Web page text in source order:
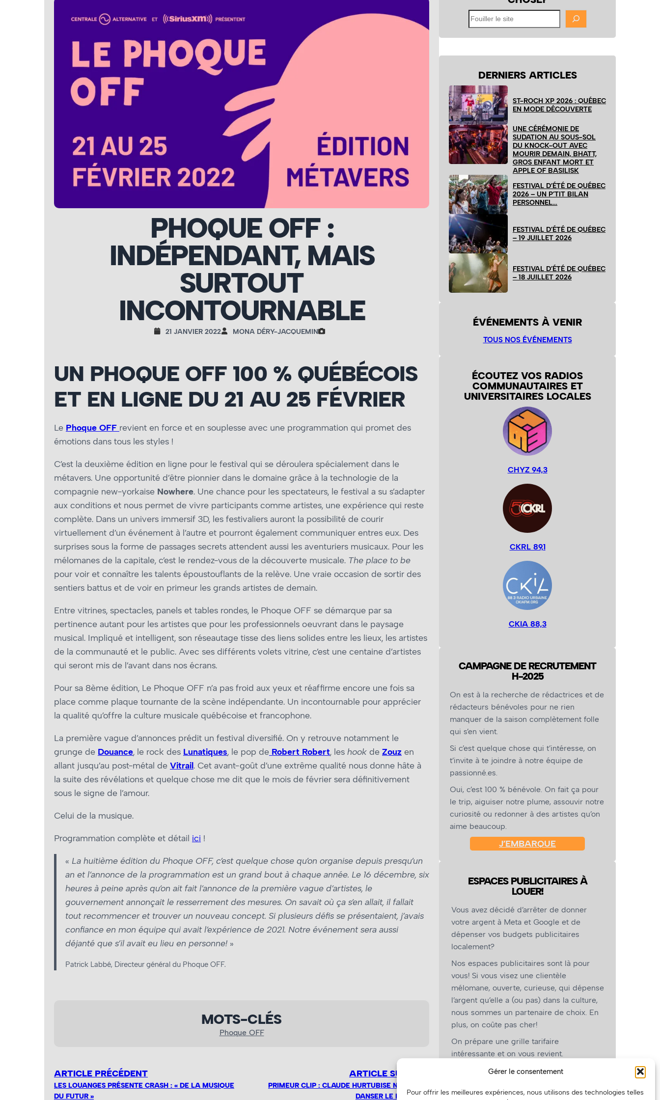
Gérer le consentement
Pour offrir les meilleures expériences, nous utilisons des technologies telles
PHOQUE OFF :
INDÉPENDANT, MAIS
SURTOUT
INCONTOURNABLE
21 JANVIER 2022 MONA DÉRY-JACQUEMIN
UN PHOQUE OFF 100 % QUÉBÉCOIS
ET EN LIGNE DU 21 AU 25 FÉVRIER
Le Phoque OFF revient en force et en souplesse avec une programmation qui promet des
émotions dans tous les styles !
C’est la deuxième édition en ligne pour le festival qui se déroulera spécialement dans le
métavers. Une opportunité d’être pionnier dans le domaine grâce à la technologie de la
compagnie new-yorkaise Nowhere. Une chance pour les spectateurs, le festival a su s’adapter
aux conditions et nous permet de vivre participants comme artistes, une expérience qui reste
complète. Dans un univers immersif 3D, les festivaliers auront la possibilité de courir
virtuellement d’un événement à l’autre et pourront également communiquer entres eux. Des
surprises sous la forme de passages secrets attendent aussi les aventuriers musicaux. Pour les
mélomanes de la capitale, c’est le rendez-vous de la découverte musicale. The place to be
pour voir et connaître les talents époustouflants de la relève. Une vraie occasion de sortir des
sentiers battus et de voir en primeur les grands artistes de demain.
Entre vitrines, spectacles, panels et tables rondes, le Phoque OFF se démarque par sa
pertinence autant pour les artistes que pour les professionnels œuvrant dans le paysage
musical. Impliqué et intelligent, son réseautage tisse des liens solides entre les lieux, les artistes
de la communauté et le public. Avec ses différents volets vitrine, c’est une centaine d’artistes
qui seront mis de l’avant dans nos écrans.
Pour sa 8ème édition, Le Phoque OFF n’a pas froid aux yeux et réaffirme encore une fois sa
place comme plaque tournante de la scène indépendante. Un incontournable pour apprécier
la qualité qu’offre la culture musicale québécoise et francophone.
La première vague d’annonces prédit un festival diversifié. On y retrouve notamment le
grunge de Douance, le rock des Lunatiques, le pop de Robert Robert, les hook de Zouz en
allant jusqu’au post-métal de Vitrail. Cet avant-goût d’une extrême qualité nous donne hâte à
la suite des révélations et quelque chose me dit que le mois de février sera définitivement
sous le signe de l’amour.
Celui de la musique.
Programmation complète et détail ici !
« La huitième édition du Phoque OFF, c’est quelque chose qu’on organise depuis presqu’un
an et l’annonce de la programmation est un grand bout à chaque année. Le 16 décembre, six
heures à peine après qu’on ait fait l’annonce de la première vague d’artistes, le
gouvernement annonçait le resserrement des mesures. On savait où ça s’en allait, il fallait
tout recommencer et trouver un nouveau concept. Si plusieurs défis se présentaient, j’avais
confiance en mon équipe qui avait l’expérience de 2021. Notre événement sera aussi
déjanté que s’il avait eu lieu en personne! »
Patrick Labbé, Directeur général du Phoque OFF.
MOTS-CLÉS
Phoque OFF
ARTICLE PRÉCÉDENT
LES LOUANGES PRÉSENTE CRASH : « DE LA MUSIQUE
DU FUTUR »
ARTICLE SUIVANT
PRIMEUR CLIP : CLAUDE HURTUBISE NOUS FAIT
DANSER LE FORILLON
Fouiller
le
site
DERNIERS ARTICLES
ST-ROCH XP 2026 : QUÉBEC
EN MODE DÉCOUVERTE
UNE CÉRÉMONIE DE
SUDATION AU SOUS-SOL
DU KNOCK-OUT AVEC
MOURIR DEMAIN, BHATT,
GROS ENFANT MORT ET
APPLE OF BASILISK
FESTIVAL D’ÉTÉ DE QUÉBEC
2026 – UN P’TIT BILAN
PERSONNEL…
FESTIVAL D’ÉTÉ DE QUÉBEC
– 19 JUILLET 2026
FESTIVAL D’ÉTÉ DE QUÉBEC
– 18 JUILLET 2026
ÉVÉNEMENTS À VENIR
TOUS NOS ÉVÉNEMENTS
ÉCOUTEZ VOS RADIOS
COMMUNAUTAIRES ET
UNIVERSITAIRES LOCALES
CHYZ 94,3
CKRL 89,1
CKIA 88,3
CAMPAGNE DE RECRUTEMENT
H-2025
On est à la recherche de rédactrices et de
rédacteurs bénévoles pour ne rien
manquer de la saison complètement folle
qui s’en vient.
Si c’est quelque chose qui t’intéresse, on
t’invite à te joindre à notre équipe de
passionné.es.
Oui, c’est 100 % bénévole. On fait ça pour
le trip, aiguiser notre plume, assouvir notre
curiosité ou redonner à des artistes qu’on
aime beaucoup.
J’EMBARQUE
ESPACES PUBLICITAIRES À
LOUER!
Vous avez décidé d’arrêter de donner
votre argent à Meta et Google et de
dépenser vos budgets publicitaires
localement?
Nos espaces publicitaires sont là pour
vous! Si vous visez une clientèle
mélomane, ouverte, curieuse, qui dépense
l’argent qu’elle a (ou pas) dans la culture,
nous sommes un partenaire de choix. En
plus, on coûte pas cher!
On prépare une grille tarifaire
intéressante et on vous revient.
(Oui, on va avoir des tarifs spéciaux pour